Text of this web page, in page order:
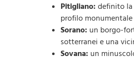
Pitigliano: definito la
profilo
Sorano: un borgo-
sotterranei e una
Sovana: un